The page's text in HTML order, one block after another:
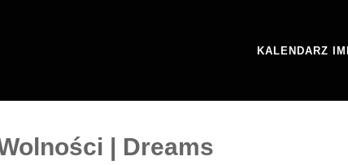
KALENDARZ
| Dreams